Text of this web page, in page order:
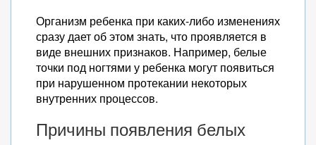
Организм ребенка при каких-либо изменениях
сразу дает об этом знать, что проявляется в
виде внешних признаков. Например, белые
точки под ногтями у ребенка могут появиться
при нарушенном протекании некоторых
внутренних процессов.
Причины появления белых